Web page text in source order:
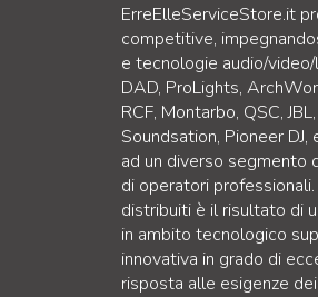
ErreElleServiceStore.it
competitive,
e tecnologie audio/
DAD, ProLights,
RCF, Montarbo, QSC,
Soundsation, Pioneer
ad un diverso segmento
di operatori
distribuiti è il risultato di
in ambito tecnologico
innovativa in grado di
risposta alle esigenze